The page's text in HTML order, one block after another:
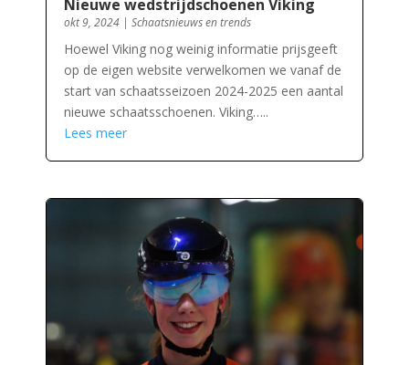
Nieuwe wedstrijdschoenen Viking
okt 9, 2024| Schaatsnieuws en trends
Hoewel Viking nog weinig informatie prijsgeeft
op de eigen website verwelkomen we vanaf de
start van schaatsseizoen 2024-2025 een aantal
nieuwe schaatsschoenen. Viking…..
Lees meer